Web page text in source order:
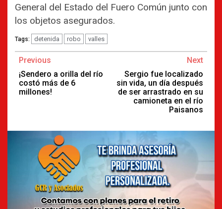
General del Estado del Fuero Común junto con
los objetos asegurados.
Tags: detenida robo valles
Continue
Reading
Previous
¡Sendero a orilla del río
costó más de 6
millones!
Next
Sergio fue localizado
sin vida, un día después
de ser arrastrado en su
camioneta en el río
Paisanos